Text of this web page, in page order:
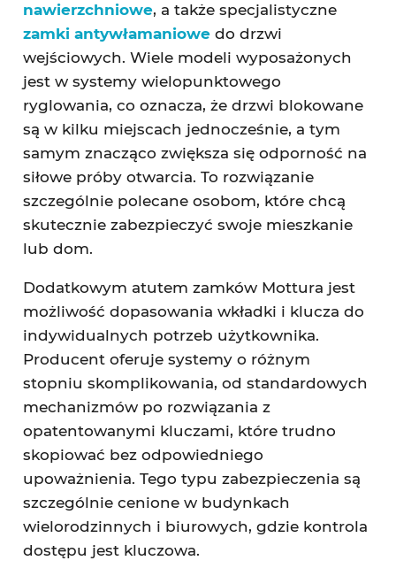
nawierzchniowe, a także specjalistyczne
zamki antywłamaniowe do drzwi
wejściowych. Wiele modeli wyposażonych
jest w systemy wielopunktowego
ryglowania, co oznacza, że drzwi blokowane
są w kilku miejscach jednocześnie, a tym
samym znacząco zwiększa się odporność na
siłowe próby otwarcia. To rozwiązanie
szczególnie polecane osobom, które chcą
skutecznie zabezpieczyć swoje mieszkanie
lub dom.
Dodatkowym atutem zamków Mottura jest
możliwość dopasowania wkładki i klucza do
indywidualnych potrzeb użytkownika.
Producent oferuje systemy o różnym
stopniu skomplikowania, od standardowych
mechanizmów po rozwiązania z
opatentowanymi kluczami, które trudno
skopiować bez odpowiedniego
upoważnienia. Tego typu zabezpieczenia są
szczególnie cenione w budynkach
wielorodzinnych i biurowych, gdzie kontrola
dostępu jest kluczowa.